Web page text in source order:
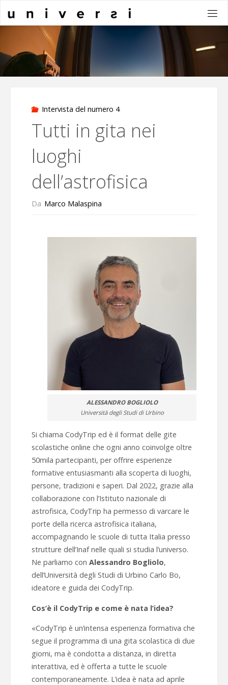
Intervista del numero 4
Tutti in gita nei
luoghi
dell’astrofisica
Da Marco Malaspina
ALESSANDRO BOGLIOLO
Università degli Studi di Urbino
Si chiama CodyTrip ed è il format delle gite
scolastiche online che ogni anno coinvolge oltre
50mila partecipanti, per offrire esperienze
formative entusiasmanti alla scoperta di luoghi,
persone, tradizioni e saperi. Dal 2022, grazie alla
collaborazione con l’Istituto nazionale di
astrofisica, CodyTrip ha permesso di varcare le
porte della ricerca astrofisica italiana,
accompagnando le scuole di tutta Italia presso
strutture dell’Inaf nelle quali si studia l’universo.
Ne parliamo con Alessandro Bogliolo,
dell’Università degli Studi di Urbino Carlo Bo,
ideatore e guida dei CodyTrip.
Cos’è il CodyTrip e come è nata l’idea?
«CodyTrip è un’intensa esperienza formativa che
segue il programma di una gita scolastica di due
giorni, ma è condotta a distanza, in diretta
interattiva, ed è offerta a tutte le scuole
contemporaneamente. L’idea è nata ad aprile